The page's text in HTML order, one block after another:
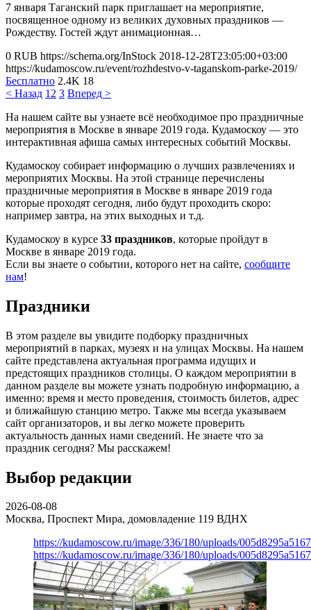
7 января Таганский парк приглашает на мероприятие,
посвященное одному из великих духовных праздников —
Рождеству. Гостей ждут анимационная…
0 RUB https://schema.org/InStock 2018-12-28T23:05:00+03:00
https://kudamoscow.ru/event/rozhdestvo-v-taganskom-parke-2019/
Бесплатно 2.4K 18
< Назад 1 2 3 Вперед >
На нашем сайте вы узнаете всё необходимое про праздничные
мероприятия в Москве в январе 2019 года. Кудамоскоу — это
интерактивная афиша самых интересных событий Москвы.
Кудамоскоу собирает информацию о лучших развлечениях и
мероприятих Москвы. На этой странице перечислены
праздничные мероприятия в Москве в январе 2019 года
которые проходят сегодня, либо будут проходить скоро:
например завтра, на этих выходных и т.д.
Кудамоскоу в курсе 33 праздников, которые пройдут в
Москве в январе 2019 года.
Если вы знаете о событии, которого нет на сайте, сообщите
нам!
Праздники
В этом разделе вы увидите подборку праздничных
мероприятий в парках, музеях и на улицах Москвы. На нашем
сайте представлена актуальная программа идущих и
предстоящих праздников столицы. О каждом мероприятии в
данном разделе вы можете узнать подробную информацию, а
именно: время и место проведения, стоимость билетов, адрес
и ближайшую станцию метро. Также мы всегда указываем
сайт организаторов, и вы легко можете проверить
актуальность данных нами сведений. Не знаете что за
праздник сегодня? Мы расскажем!
Выбор редакции
2026-08-08
Москва, Проспект Мира, домовладение 119 ВДНХ
https://kudamoscow.ru/image/336/180/uploads/
https://kudamoscow.ru/image/336/180/uploads/